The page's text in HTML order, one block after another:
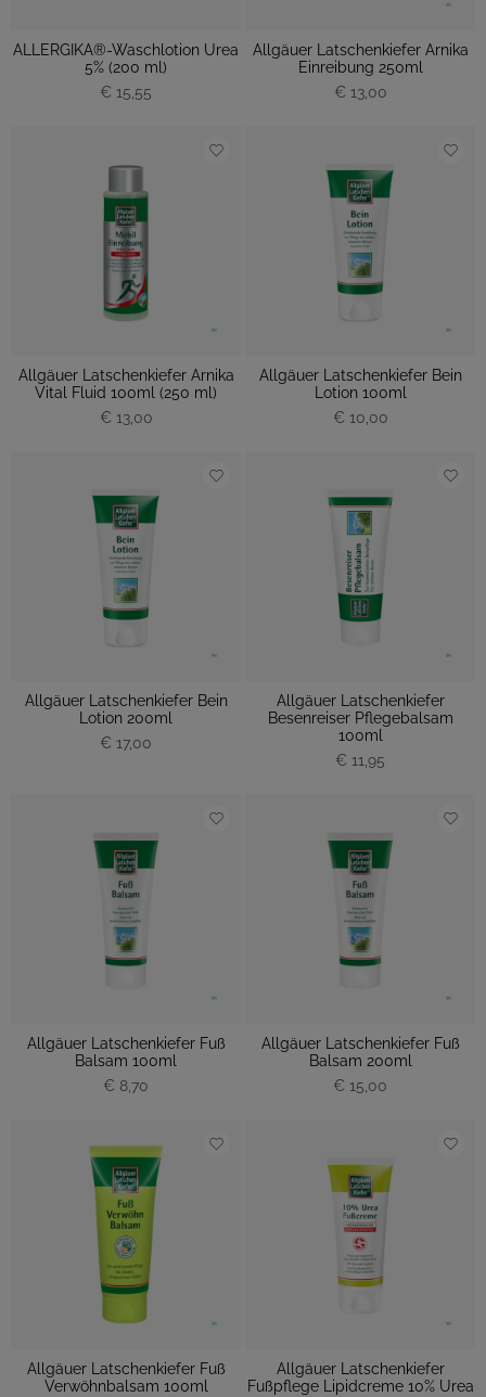
ALLERGIKA®-Waschlotion Urea
5% (200 ml)
€ 15,55
Allgäuer Latschenkiefer Arnika
Einreibung 250ml
€ 13,00
Allgäuer Latschenkiefer Arnika
Vital Fluid 100ml (250 ml)
€ 13,00
Allgäuer Latschenkiefer Bein
Lotion 100ml
€ 10,00
Allgäuer Latschenkiefer Bein
Lotion 200ml
€ 17,00
Allgäuer Latschenkiefer
Besenreiser Pflegebalsam
100ml
€ 11,95
Allgäuer Latschenkiefer Fuß
Balsam 100ml
€ 8,70
Allgäuer Latschenkiefer Fuß
Balsam 200ml
€ 15,00
Allgäuer Latschenkiefer Fuß
Verwöhnbalsam 100ml
Allgäuer Latschenkiefer
Fußpflege Lipidcreme 10% Urea